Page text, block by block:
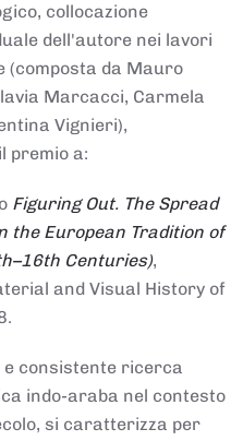
collocazione
dell'autore nei lavori
(composta da Mauro
Marcacci, Carmela
Vignieri),
premio a:
Figuring Out. The Spread
the European Tradition of
Centuries),
and Visual History of
consistente ricerca
indo-araba nel contesto
si caratterizza per